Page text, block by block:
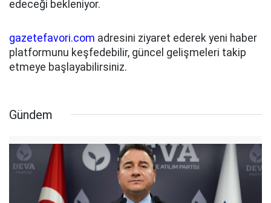
edeceği bekleniyor.
gazetefavori.com adresini ziyaret ederek yeni haber
platformunu keşfedebilir, güncel gelişmeleri takip
etmeye başlayabilirsiniz.
Gündem